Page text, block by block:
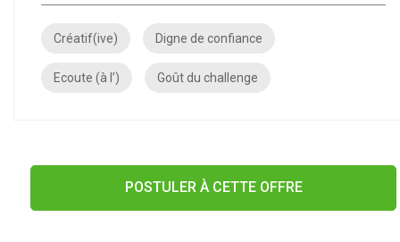
Créatif(ive) Digne de confiance
Ecoute (à l’) Goût du challenge
POSTULER À CETTE OFFRE